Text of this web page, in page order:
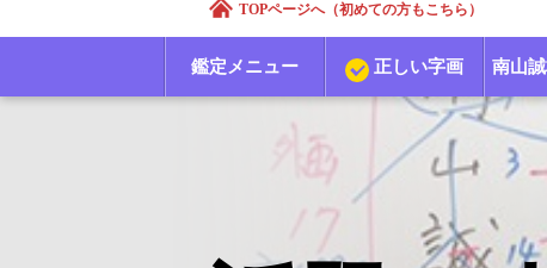
TOPページへ（初めての方もこちら）
鑑定メニュー 正しい字画 南山